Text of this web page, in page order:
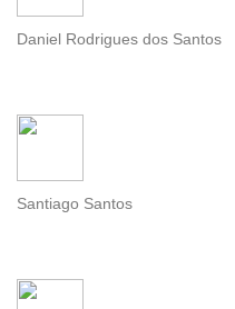
Daniel Rodrigues dos Santos
Santiago Santos